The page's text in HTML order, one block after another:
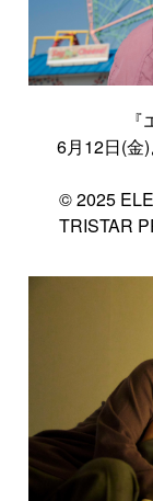
6月12日(金
© 2025
TRISTAR